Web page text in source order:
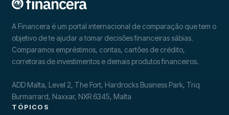
A Financera é um portal internacional de comparação que tem o
objetivo de te ajudar a tomar decisões financeiras sábias.
Comparamos empréstimos, contas, cartões de crédito,
corretoras de investimentos e demais produtos financeiros.
ADD Malta, Level 2, The Fort, Hardrocks Business Park, Triq
Burmarrard, Naxxar, NXR 6345, Malta
TÓPICOS